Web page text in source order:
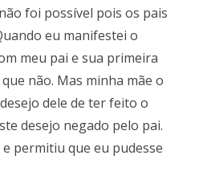
foi possível pois os pais
eu manifestei o
meu pai e sua primeira
não. Mas minha mãe o
dele de ter feito o
desejo negado pelo pai.
permitiu que eu pudesse